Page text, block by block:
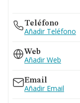
Teléfono
Añadir Teléfono
Web
Añadir Web
Email
Añadir Email